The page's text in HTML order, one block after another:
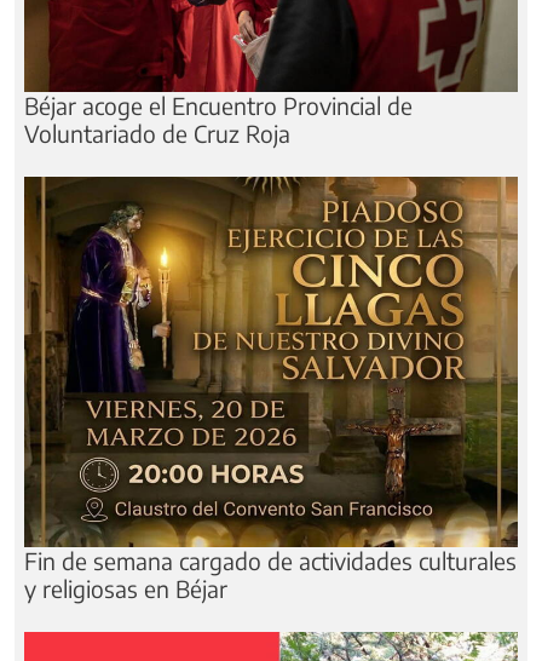
Béjar acoge el Encuentro Provincial de
Voluntariado de Cruz Roja
Fin de semana cargado de actividades culturales
y religiosas en Béjar